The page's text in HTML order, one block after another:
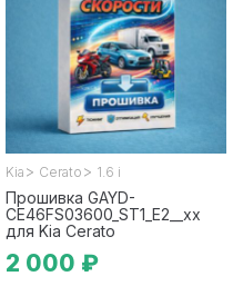
Kia > Cerato > 1.6 i
Прошивка GAYD-
CE46FS03600_ST1_E2__xx
для Kia Cerato
2 000 ₽